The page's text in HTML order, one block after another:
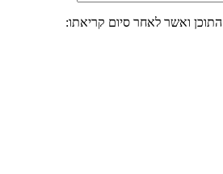
ואשר לאחר סיום קריאתו: